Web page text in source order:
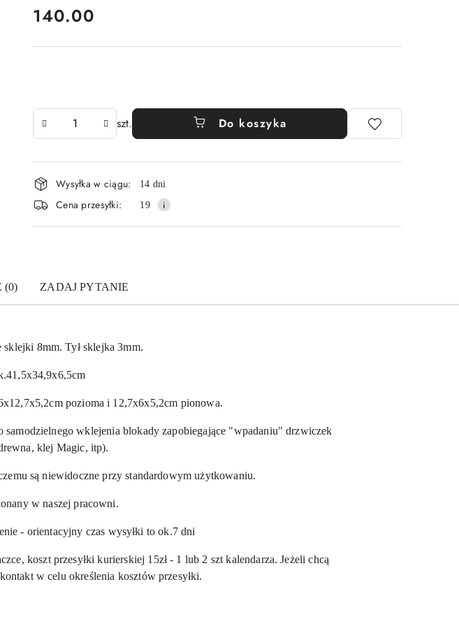
cena:
140.00
szt. Do koszyka
Dostępność
i
Wysyłka w ciągu: 14 dni
Cena przesyłki: 19
(0) ZADAJ PYTANIE
8mm. Tył sklejka 3mm.
pozioma i 12,7x6x5,2cm pionowa.
wklejenia blokady zapobiegające "wpadaniu" drzwiczek
klej Magic, itp).
są niewidoczne przy standardowym użytkowaniu.
w naszej pracowni.
- orientacyjny czas wysyłki to ok.7 dni
koszt przesyłki kurierskiej 15zł - 1 lub 2 szt kalendarza. Jeżeli chcą
w celu określenia kosztów przesyłki.